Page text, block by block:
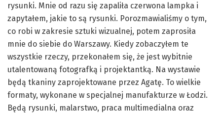
rysunki. Mnie od razu się zapaliła czerwona lampka i
zapytałem, jakie to są rysunki. Porozmawialiśmy o tym,
co robi w zakresie sztuki wizualnej, potem zaprosiła
mnie do siebie do Warszawy. Kiedy zobaczyłem te
wszystkie rzeczy, przekonałem się, że jest wybitnie
utalentowaną fotografką i projektantką. Na wystawie
będą tkaniny zaprojektowane przez Agatę. To wielkie
formaty, wykonane w specjalnej manufakturze w Łodzi.
Będą rysunki, malarstwo, praca multimedialna oraz